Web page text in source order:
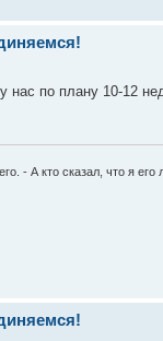
нас по плану 10-12
- А кто сказал, что я его